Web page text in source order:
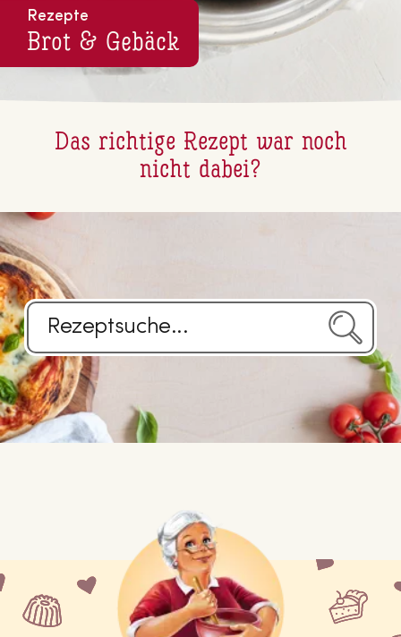
Rezepte
Brot & Gebäck
Das richtige Rezept war noch
nicht dabei?